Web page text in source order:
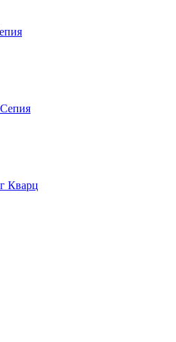
Кварц